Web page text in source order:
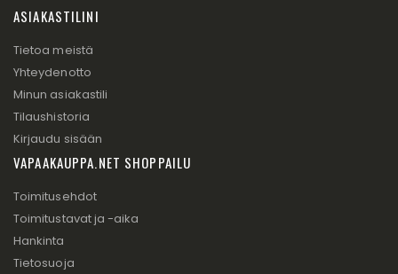
ASIAKASTILINI
Tietoa meistä
Yhteydenotto
Minun asiakastili
Tilaushistoria
Kirjaudu sisään
VAPAAKAUPPA.NET SHOPPAILU
Toimitusehdot
Toimitustavat ja -aika
Hankinta
Tietosuoja